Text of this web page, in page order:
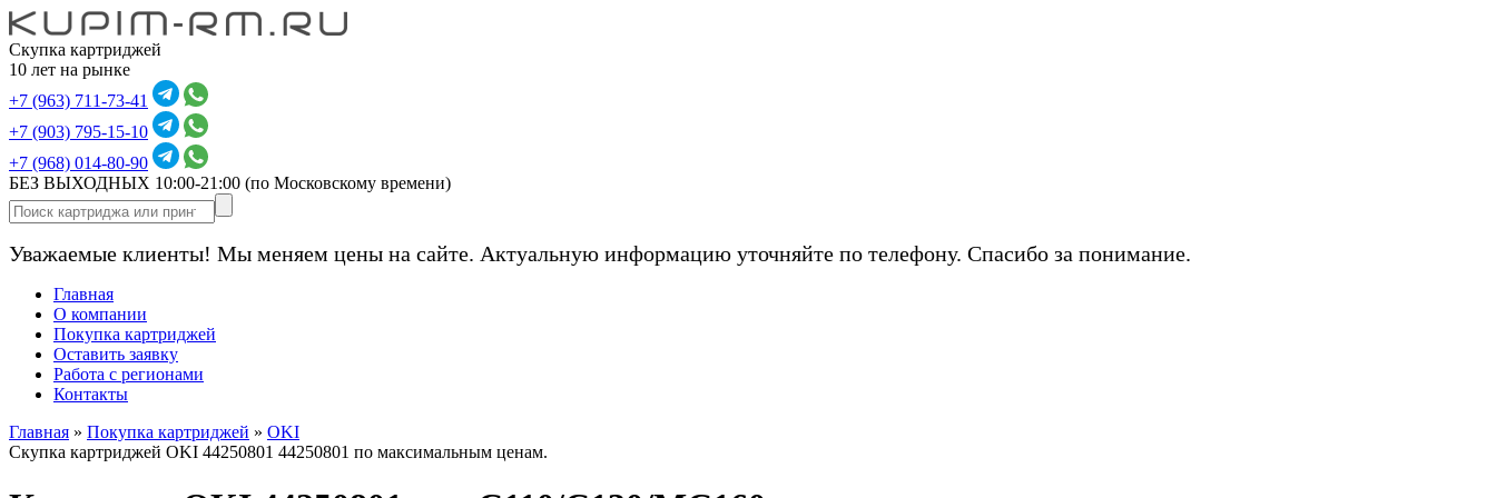
Скупка картриджей
10 лет на рынке
+7 (963) 711-73-41
+7 (903) 795-15-10
+7 (968) 014-80-90
БЕЗ ВЫХОДНЫХ 10:00-21:00 (по Московскому времени)
Уважаемые клиенты! Мы меняем цены на сайте. Актуальную информацию уточняйте по телефону. Спасибо за понимание.
Главная
О компании
Покупка картриджей
Оставить заявку
Работа с регионами
Контакты
Главная » Покупка картриджей » OKI
Скупка картриджей OKI 44250801 44250801 по максимальным ценам.